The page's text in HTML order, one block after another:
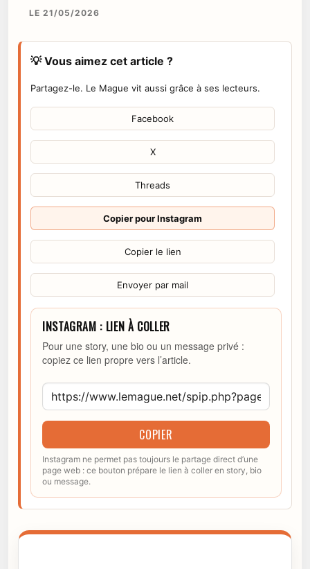
LE 21/05/2026
💡 Vous aimez cet article ?
Partagez-le. Le Mague vit aussi grâce à ses lecteurs.
Facebook
X
Threads
Copier pour Instagram
Copier le lien
Envoyer par mail
INSTAGRAM : LIEN À COLLER
Pour une story, une bio ou un message privé :
copiez ce lien propre vers l’article.
COPIER
Instagram ne permet pas toujours le partage direct d’une
page web : ce bouton prépare le lien à coller en story, bio
ou message.